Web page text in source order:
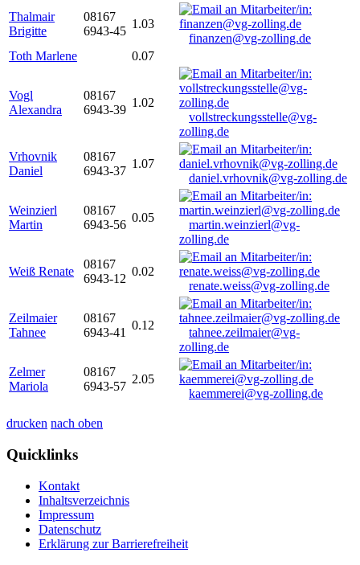
Thalmair
Brigitte
08167
6943-45
1.03
finanzen@vg-zolling.de
Toth Marlene
0.07
Vogl
Alexandra
08167
6943-39
1.02
vollstreckungsstelle@vg-
zolling.de
Vrhovnik
Daniel
08167
6943-37
1.07
daniel.vrhovnik@vg-zolling.de
Weinzierl
Martin
08167
6943-56
0.05
martin.weinzierl@vg-
zolling.de
Weiß Renate
08167
6943-12
0.02
renate.weiss@vg-zolling.de
Zeilmaier
Tahnee
08167
6943-41
0.12
tahnee.zeilmaier@vg-
zolling.de
Zelmer
Mariola
08167
6943-57
2.05
kaemmerei@vg-zolling.de
drucken nach oben
Quicklinks
Kontakt
Inhaltsverzeichnis
Impressum
Datenschutz
Erklärung zur Barrierefreiheit